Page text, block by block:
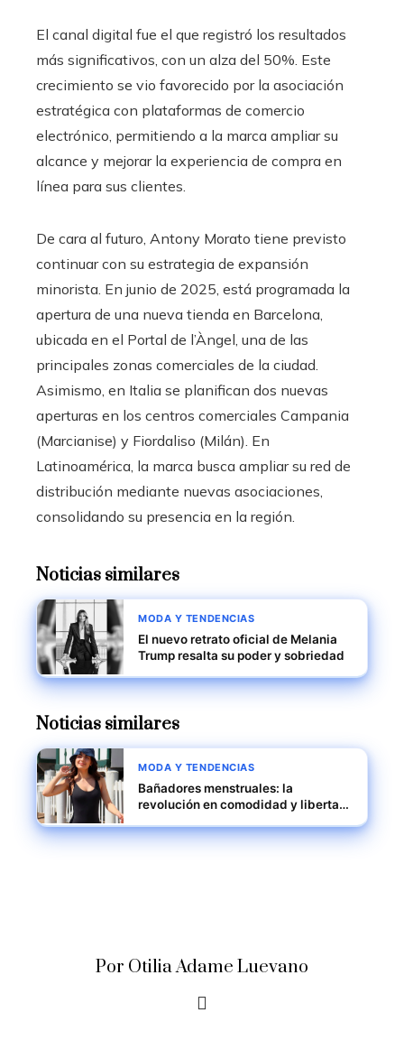
El canal digital fue el que registró los resultados
más significativos, con un alza del 50%. Este
crecimiento se vio favorecido por la asociación
estratégica con plataformas de comercio
electrónico, permitiendo a la marca ampliar su
alcance y mejorar la experiencia de compra en
línea para sus clientes.
De cara al futuro, Antony Morato tiene previsto
continuar con su estrategia de expansión
minorista. En junio de 2025, está programada la
apertura de una nueva tienda en Barcelona,
ubicada en el Portal de l’Àngel, una de las
principales zonas comerciales de la ciudad.
Asimismo, en Italia se planifican dos nuevas
aperturas en los centros comerciales Campania
(Marcianise) y Fiordaliso (Milán). En
Latinoamérica, la marca busca ampliar su red de
distribución mediante nuevas asociaciones,
consolidando su presencia en la región.
Noticias similares
MODA Y TENDENCIAS
El nuevo retrato oficial de Melania
Trump resalta su poder y sobriedad
Noticias similares
MODA Y TENDENCIAS
Bañadores menstruales: la
revolución en comodidad y libertad
Por Otilia Adame Luevano